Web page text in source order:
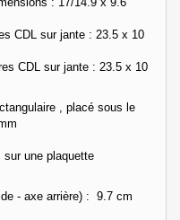
CDL sur jante : 23.5 x 10
CDL sur jante : 23.5 x 10
, placé sous le
une plaquette
- axe arrière) : 9.7 cm